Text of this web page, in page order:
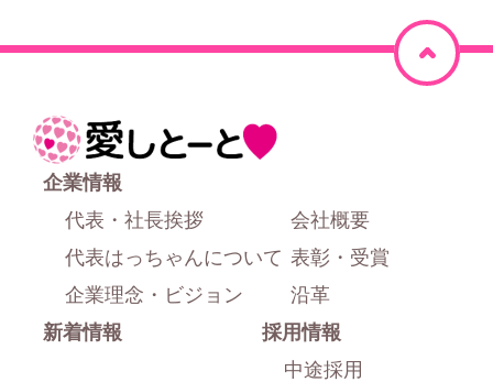
ペ
ー
ホ
ー
企業情報
代表・社長挨拶
代表はっちゃんについて
企業理念・ビジョン
会社概要
表彰・受賞
沿革
採用情報
中途採用
新着情報